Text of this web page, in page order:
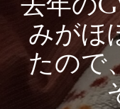
みがほ
たので